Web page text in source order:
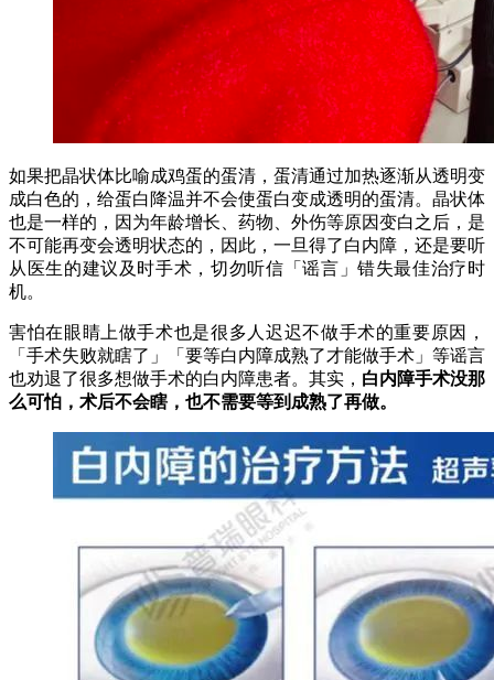
如果把晶状体比喻成鸡蛋的蛋清，蛋清通过加热逐渐从透明变
成白色的，给蛋白降温并不会使蛋白变成透明的蛋清。晶状体
也是一样的，因为年龄增长、药物、外伤等原因变白之后，是
不可能再变会透明状态的，因此，一旦得了白内障，还是要听
从医生的建议及时手术，切勿听信「谣言」错失最佳治疗时
机。
害怕在眼睛上做手术也是很多人迟迟不做手术的重要原因，
「手术失败就瞎了」「要等白内障成熟了才能做手术」等谣言
也劝退了很多想做手术的白内障患者。其实， 白内障手术没那
么可怕，术后不会瞎，也不需要等到成熟了再做。